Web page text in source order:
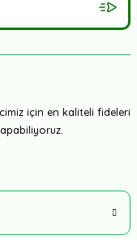
için en kaliteli fideleri